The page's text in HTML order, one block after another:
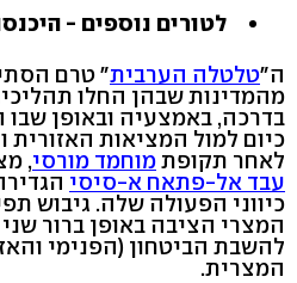
לטורים נוספים -
ה"טלטלה הערבית" טרם
מהמדינות שבהן החלו
בדרכה, באמצעיה ובאופן
כיום למול המציאות האזורית
לאחר תקופתמוחמד מורסי,
עבד אל-פתאח א-סיסי
כיווני הפעולה שלה. גיבוש
המצרי הציבה באופן ברור
להשבת הביטחון (הפנימי
המצרית.